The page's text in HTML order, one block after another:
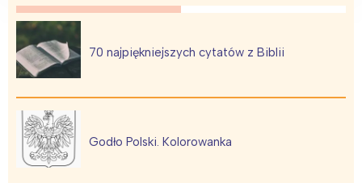
70 najpiękniejszych cytatów z Biblii
Godło Polski. Kolorowanka